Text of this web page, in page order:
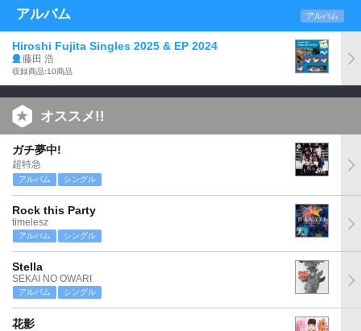
アルバム アルバム
Hiroshi Fujita Singles 2025 & EP 2024
藤田 浩
収録商品:10商品
オススメ!!
ガチ夢中!
超特急
アルバム シングル
Rock this Party
timelesz
アルバム シングル
Stella
SEKAI NO OWARI
アルバム シングル
花影